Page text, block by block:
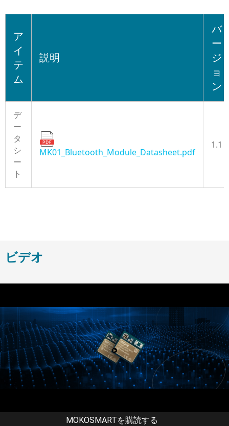
ア
イ
テ
ム
説明
バ
ー
ジ
ョ
ン
デ
ー
タ
シ
ー
ト
MK01_Bluetooth_Module_Datasheet.pdf
1.1
ビデオ
MOKOSMARTを購読する